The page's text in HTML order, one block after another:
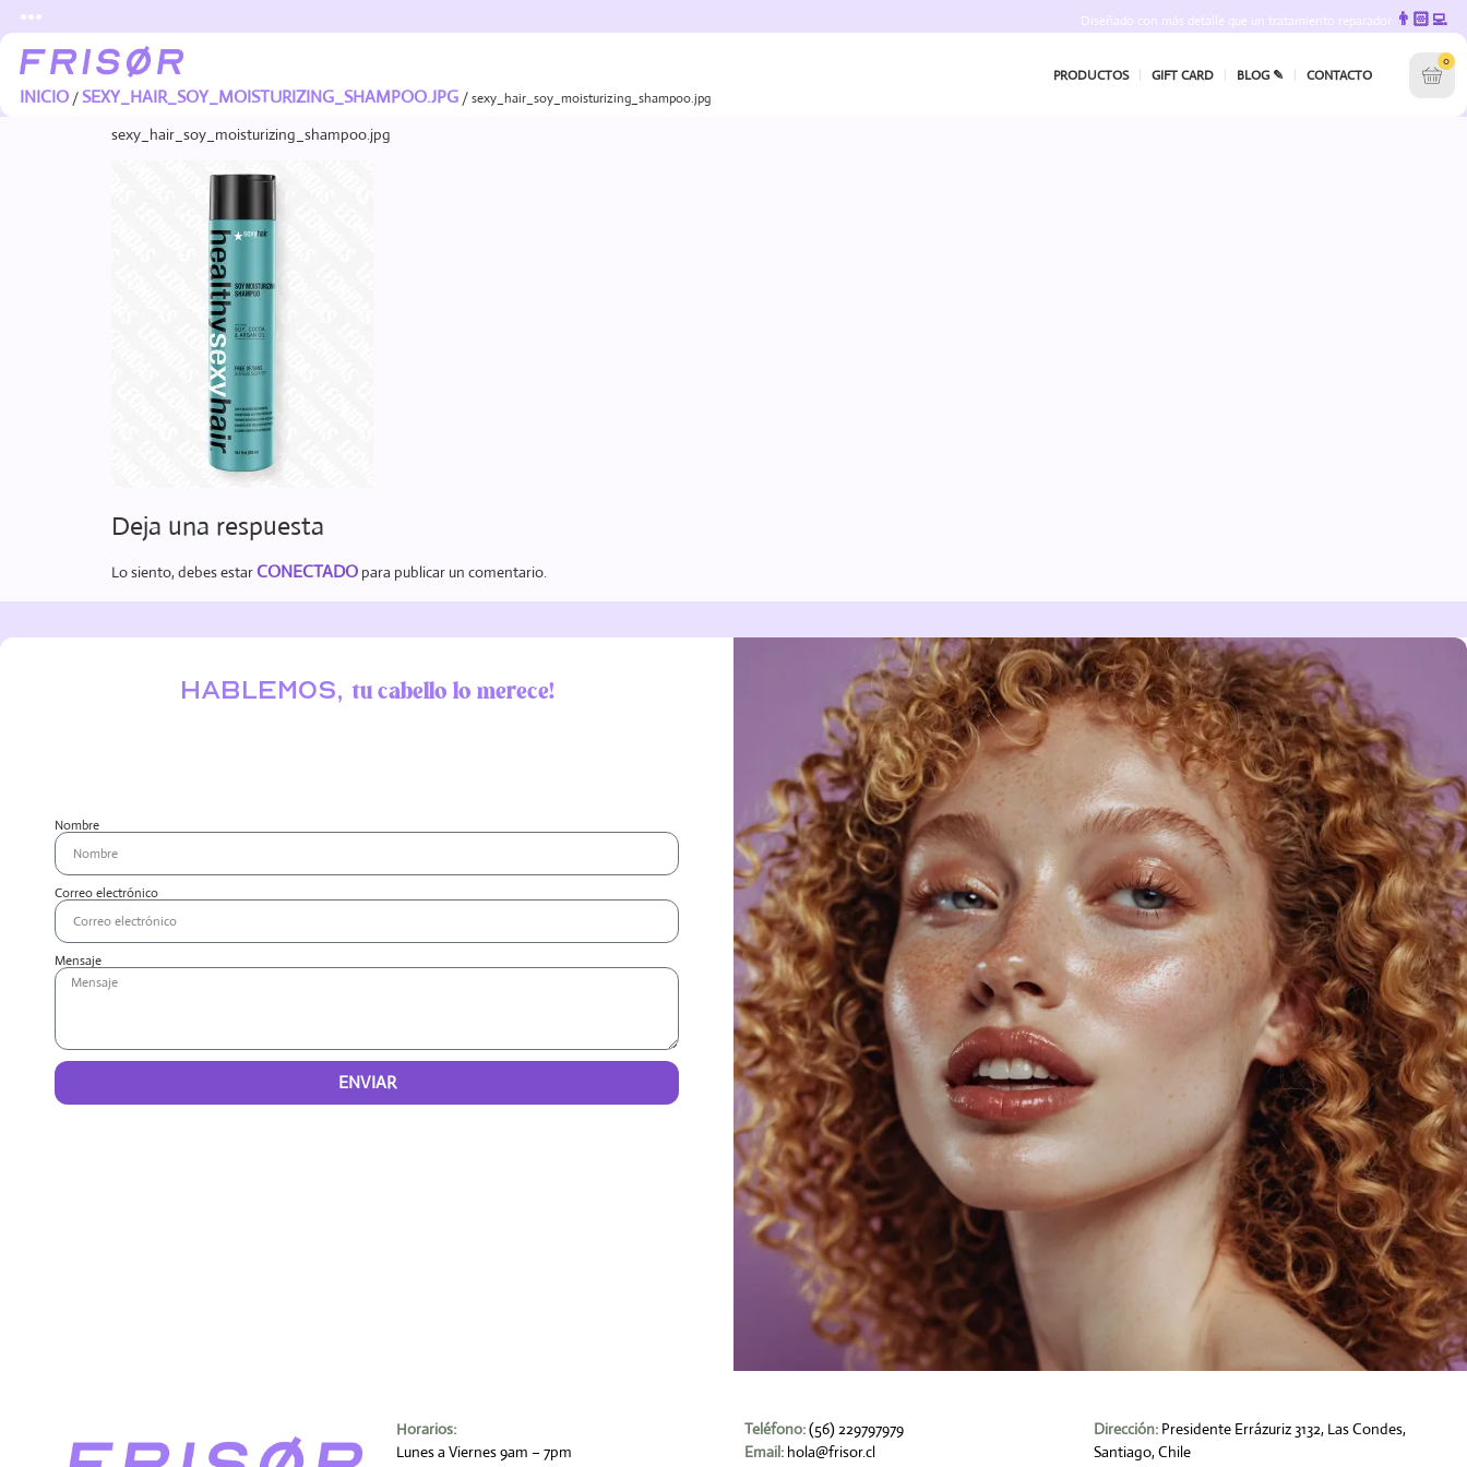
●●● Diseñado con más detalle que un tratamiento reparador 👨🏻‍💻
INICIO /SEXY_HAIR_SOY_MOISTURIZING_SHAMPOO.JPG / sexy_hair_soy_moisturizing_shampoo.jpg
PRODUCTOS GIFT CARD BLOG ✎ CONTACTO
0
sexy_hair_soy_moisturizing_shampoo.jpg
Deja una respuesta
Lo siento, debes estarCONECTADO para publicar un comentario.
Hablemos,tu cabello lo merece!
Nombre
Correo electrónico
Mensaje
ENVIAR
Horarios:
Lunes a Viernes 9am – 7pm
Teléfono:(56) 229797979
Email: hola@frisor.cl
Dirección:Presidente Errázuriz 3132, Las Condes,
Santiago, Chile